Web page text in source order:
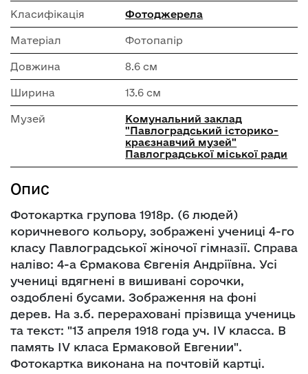
Класифікація Фотоджерела
Матеріал Фотопапір
Довжина 8.6 см
Ширина 13.6 см
Музей
Комунальний заклад
"Павлоградський історико-
краєзнавчий музей"
Павлоградської міської ради
Опис
Фотокартка групова 1918р. (6 людей)
коричневого кольору, зображені учениці 4-го
класу Павлоградської жіночої гімназії. Справа
наліво: 4-а Єрмакова Євгенія Андріївна. Усі
учениці вдягнені в вишивані сорочки,
оздоблені бусами. Зображення на фоні
дерев. На з.б. перераховані прізвища учениць
та текст: "13 апреля 1918 года уч. IV класса. В
память IV класа Ермаковой Евгении".
Фотокартка виконана на почтовій картці.